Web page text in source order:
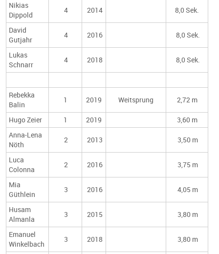
Nikias
Dippold
4 2014 8,0 Sek.
David
Gutjahr
4 2016 8,0 Sek.
Lukas
Schnarr
4 2018 8,0 Sek.
Rebekka
Balin
1 2019 Weitsprung 2,72 m
Hugo Zeier 1 2019
3,60 m
Anna-Lena
Nöth
2 2013 3,50 m
Luca
Colonna
2 2016 3,75 m
Mia
Güthlein
3 2016 4,05 m
Husam
Almanla
3 2015 3,80 m
Emanuel
Winkelbach
3 2018 3,80 m